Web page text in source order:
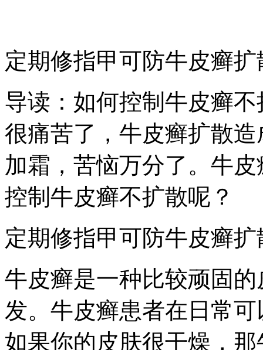
定期修指甲可防牛皮癣扩
导读：如何控制牛皮癣
很痛苦了，牛皮癣扩散
加霜，苦恼万分了。牛
控制牛皮癣不扩散呢？
定期修指甲可防牛皮癣扩
牛皮癣是一种比较顽固
发。牛皮癣患者在日常
如果你的皮肤很干燥，